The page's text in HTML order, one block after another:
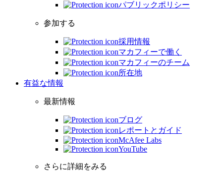
パブリックポリシー
参加する
採用情報
マカフィーで働く
マカフィーのチーム
所在地
有益な情報
最新情報
ブログ
レポートとガイド
McAfee Labs
YouTube
さらに詳細をみる